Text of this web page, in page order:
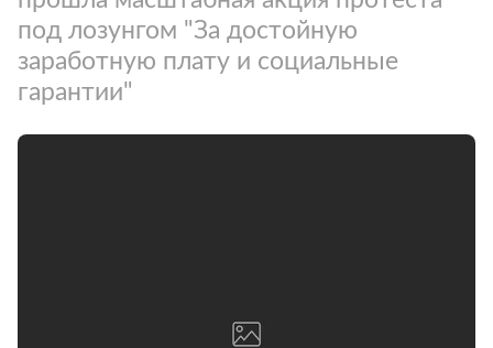
под лозунгом "За достойную
заработную плату и социальные
гарантии"